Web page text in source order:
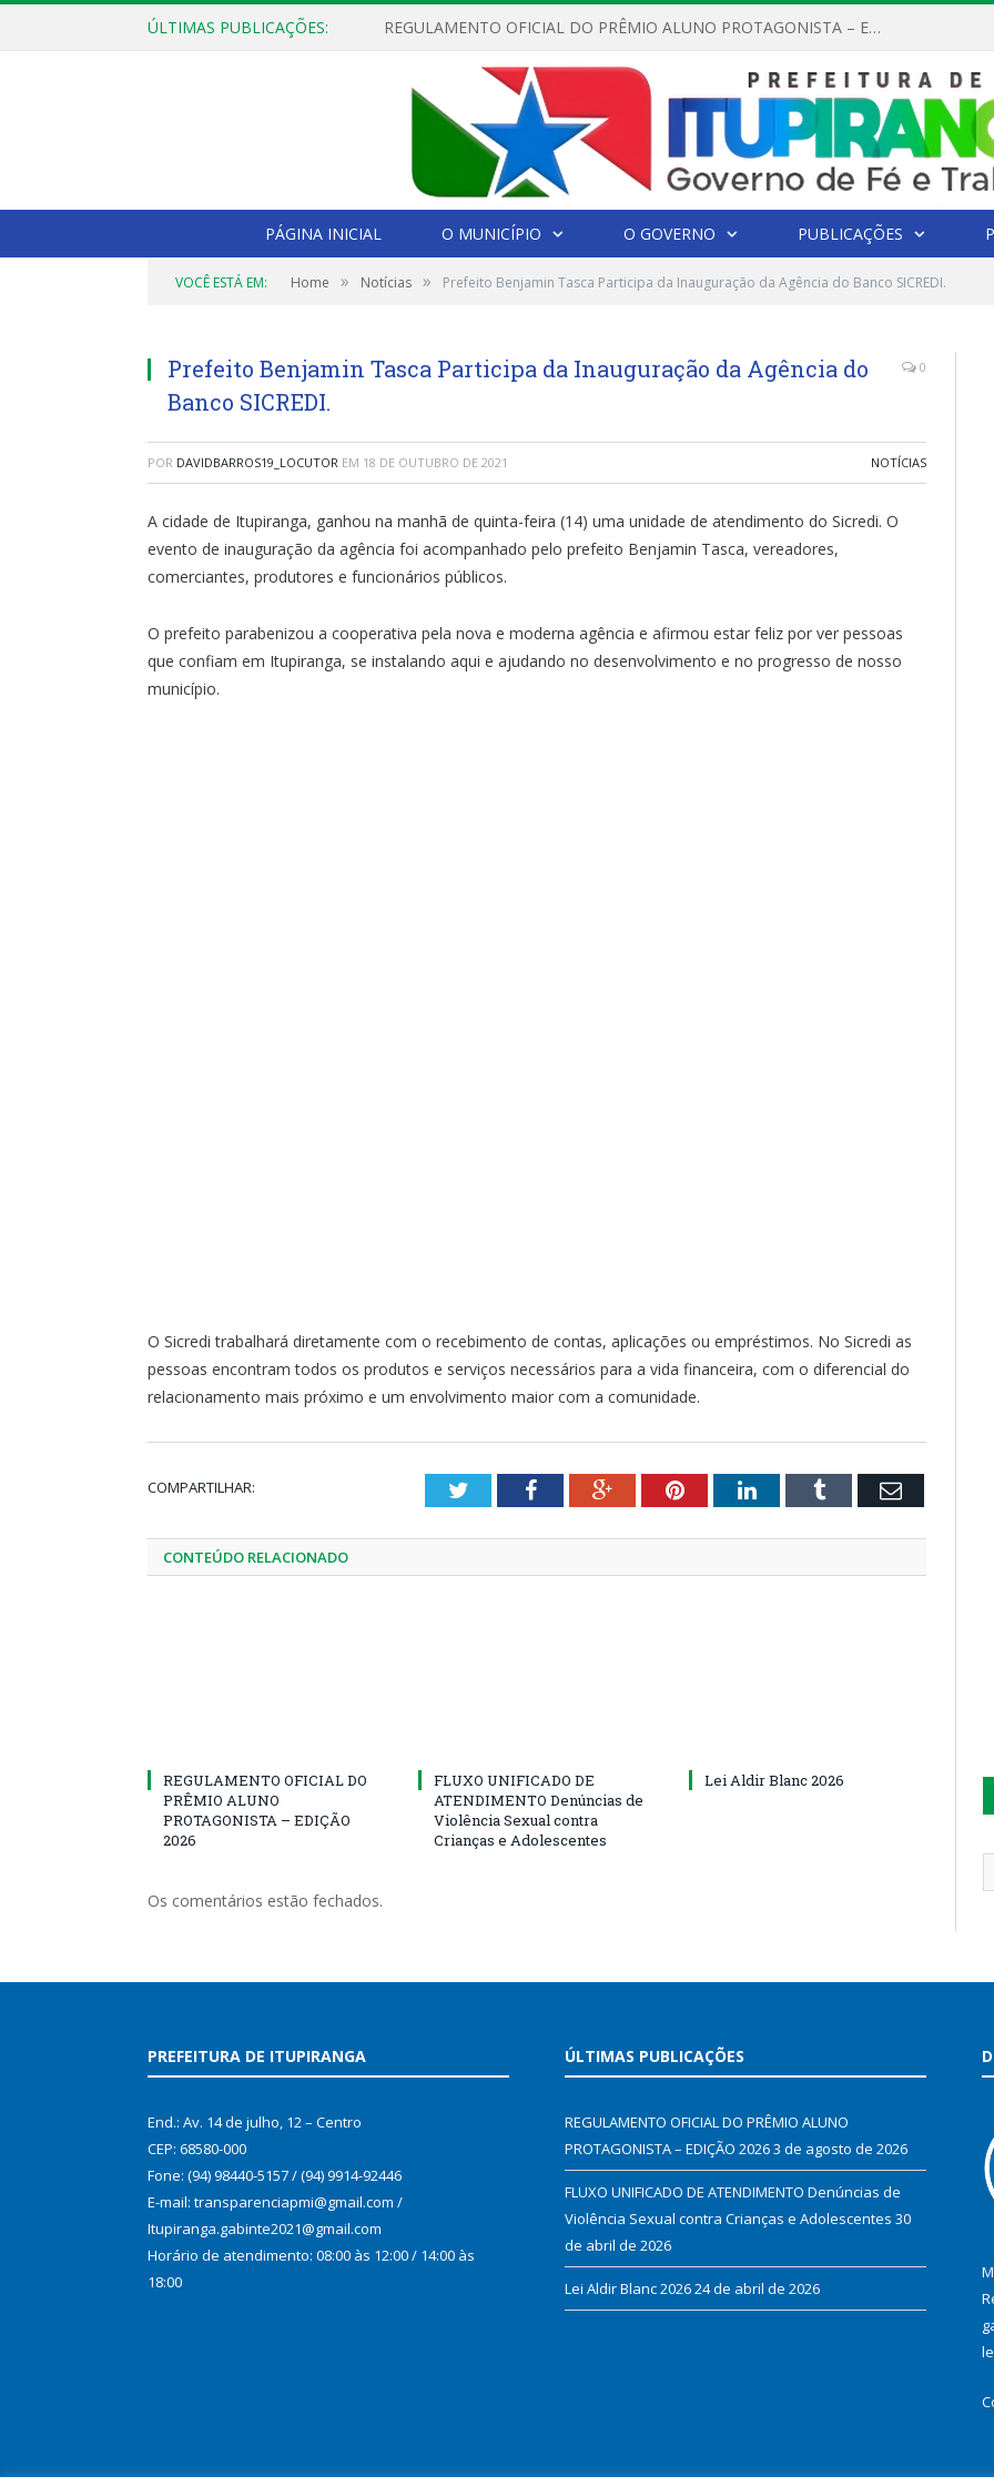
ÚLTIMAS PUBLICAÇÕES: REGULAMENTO OFICIAL DO PRÊMIO ALUNO PROTAGONISTA – EDIÇÃO 2026
PÁGINA INICIAL O MUNICÍPIO O GOVERNO PUBLICAÇÕES
VOCÊ ESTÁ EM: Home » Notícias » Prefeito Benjamin Tasca Participa da Inauguração da Agência do Banco SICREDI.
Prefeito Benjamin Tasca Participa da Inauguração da Agência do
Banco SICREDI.
0
POR DAVIDBARROS19_LOCUTOR EM 18 DE OUTUBRO DE 2021 NOTÍCIAS
A cidade de Itupiranga, ganhou na manhã de quinta-feira (14) uma unidade de atendimento do Sicredi. O
evento de inauguração da agência foi acompanhado pelo prefeito Benjamin Tasca, vereadores,
comerciantes, produtores e funcionários públicos.
O prefeito parabenizou a cooperativa pela nova e moderna agência e afirmou estar feliz por ver pessoas
que confiam em Itupiranga, se instalando aqui e ajudando no desenvolvimento e no progresso de nosso
município.
O Sicredi trabalhará diretamente com o recebimento de contas, aplicações ou empréstimos. No Sicredi as
pessoas encontram todos os produtos e serviços necessários para a vida financeira, com o diferencial do
relacionamento mais próximo e um envolvimento maior com a comunidade.
COMPARTILHAR: TwitterFacebookGoogle+PinterestLinkedInTumblr Email
CONTEÚDO RELACIONADO
REGULAMENTO OFICIAL DO
PRÊMIO ALUNO
PROTAGONISTA – EDIÇÃO
2026
FLUXO UNIFICADO DE
ATENDIMENTO Denúncias de
Violência Sexual contra
Crianças e Adolescentes
Lei Aldir Blanc 2026
Os comentários estão fechados.
PREFEITURA DE ITUPIRANGA
End.: Av. 14 de julho, 12 – Centro
CEP: 68580-000
Fone: (94) 98440-5157 / (94) 9914-92446
E-mail: transparenciapmi@gmail.com /
Itupiranga.gabinte2021@gmail.com
Horário de atendimento: 08:00 às 12:00 / 14:00 às
18:00
ÚLTIMAS PUBLICAÇÕES
REGULAMENTO OFICIAL DO PRÊMIO ALUNO
PROTAGONISTA – EDIÇÃO 20263 de agosto de 2026
FLUXO UNIFICADO DE ATENDIMENTO Denúncias de
Violência Sexual contra Crianças e Adolescentes 30
de abril de 2026
Lei Aldir Blanc 202624 de abril de 2026